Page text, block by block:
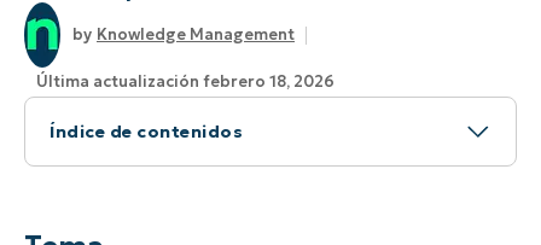
Knowledge Management
Última actualización febrero 18, 2026
Índice de contenidos
Tema